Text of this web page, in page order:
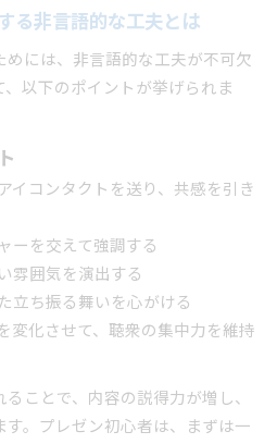
る非言語的な工夫とは
めには、非言語的な工夫が不可欠
以下のポイントが挙げられま
イコンタクトを送り、共感を引き
ーを交えて強調する
雰囲気を演出する
立ち振る舞いを心がける
変化させて、聴衆の集中力を維持
ことで、内容の説得力が増し、
。プレゼン初心者は、まずは一